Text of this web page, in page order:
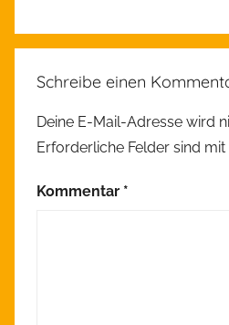
A
g
e
e
Schreibe einen
Deine E-Mail-Adresse wird
Erforderliche Felder sind mit
Kommentar *